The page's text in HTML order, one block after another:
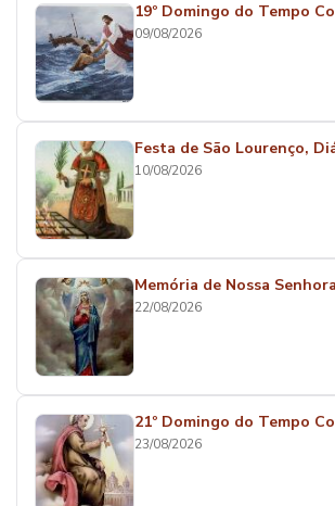
19º Domingo do Tempo
09/08/2026
Festa de São Lourenço,
10/08/2026
Memória de Nossa
22/08/2026
21º Domingo do Tempo
23/08/2026